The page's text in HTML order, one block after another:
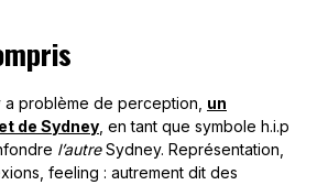
problème de perception, un
de Sydney , en tant que symbole h.i.p
l’autreSydney. Représentation,
feeling : autrement dit des